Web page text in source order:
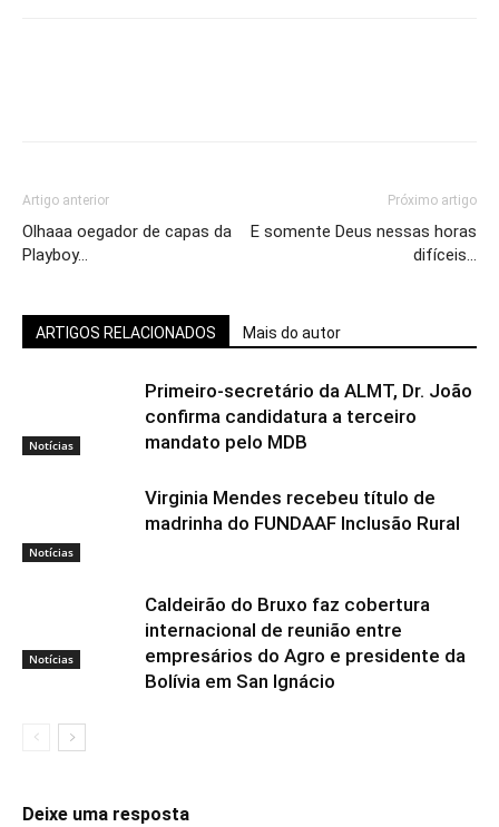
Artigo anterior
Olhaaa oegador de capas da
Playboy…
Próximo artigo
E somente Deus nessas horas
difíceis…
ARTIGOS RELACIONADOS Mais do autor
Notícias
Primeiro-secretário da ALMT, Dr. João
confirma candidatura a terceiro
mandato pelo MDB
Notícias
Virginia Mendes recebeu título de
madrinha do FUNDAAF Inclusão Rural
Notícias
Caldeirão do Bruxo faz cobertura
internacional de reunião entre
empresários do Agro e presidente da
Bolívia em San Ignácio
Deixe uma resposta